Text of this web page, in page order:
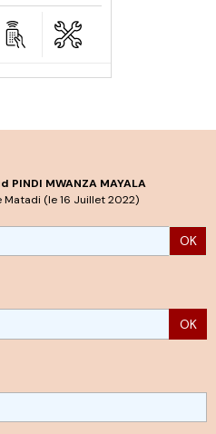
MWANZA MAYALA
Matadi (le 16 Juillet 2022)
OK
OK